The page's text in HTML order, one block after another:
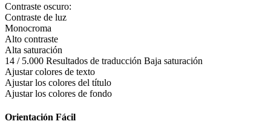
Contraste oscuro:
Contraste de luz
Monocroma
Alto contraste
Alta saturación
14 / 5.000 Resultados de traducción Baja saturación
Ajustar colores de texto
Ajustar los colores del título
Ajustar los colores de fondo
Orientación Fácil